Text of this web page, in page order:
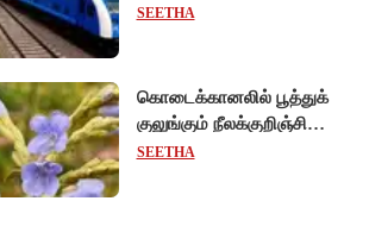
ஹைட்ரஜன் ரயிலில்
SEETHA
கொடைக்கானலில் பூத்துக்
குலுங்கும் நீலக்குறிஞ்சி
மலர்கள் - குவியும்
SEETHA